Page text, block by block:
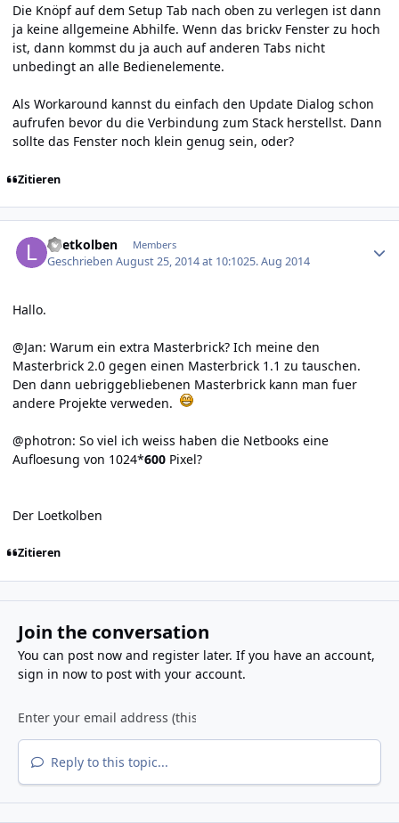
Die Knöpf auf dem Setup Tab nach oben zu verlegen ist dann
ja keine allgemeine Abhilfe. Wenn das brickv Fenster zu hoch
ist, dann kommst du ja auch auf anderen Tabs nicht
unbedingt an alle Bedienelemente.
Als Workaround kannst du einfach den Update Dialog schon
aufrufen bevor du die Verbindung zum Stack herstellst. Dann
sollte das Fenster noch klein genug sein, oder?
Zitieren
Loetkolben Members
GeschriebenAugust 25, 2014 at 10:1025. Aug 2014
Hallo.
@Jan: Warum ein extra Masterbrick? Ich meine den
Masterbrick 2.0 gegen einen Masterbrick 1.1 zu tauschen.
Den dann uebriggebliebenen Masterbrick kann man fuer
andere Projekte verweden.
@photron: So viel ich weiss haben die Netbooks eine
Aufloesung von 1024*600 Pixel?
Der Loetkolben
Zitieren
Join the conversation
You can post now and register later. If you have an account,
sign in nowto post with your account.
Reply to this topic...